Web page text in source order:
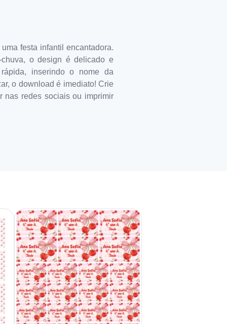
festa infantil encantadora.
o design é delicado e
inserindo o nome da
o download é imediato! Crie
nas redes sociais ou imprimir